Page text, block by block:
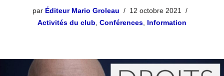
par Éditeur Mario Groleau
12 octobre 2021
Activités du club Conférences Information